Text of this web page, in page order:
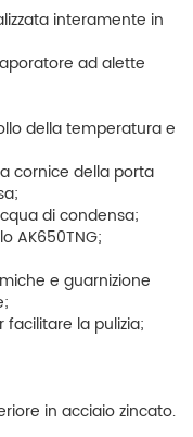
interamente in
ad alette
della temperatura e
cornice della porta
di condensa;
AK650TNG;
e guarnizione
la pulizia;
in acciaio zincato.